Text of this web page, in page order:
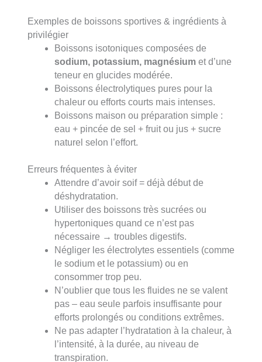
Exemples de boissons sportives & ingrédients à
privilégier
Boissons isotoniques composées de
sodium, potassium, magnésium et d’une
teneur en glucides modérée.
Boissons électrolytiques pures pour la
chaleur ou efforts courts mais intenses.
Boissons maison ou préparation simple :
eau + pincée de sel + fruit ou jus + sucre
naturel selon l’effort.
Erreurs fréquentes à éviter
Attendre d’avoir soif = déjà début de
déshydratation.
Utiliser des boissons très sucrées ou
hypertoniques quand ce n’est pas
nécessaire → troubles digestifs.
Négliger les électrolytes essentiels (comme
le sodium et le potassium) ou en
consommer trop peu.
N’oublier que tous les fluides ne se valent
pas – eau seule parfois insuffisante pour
efforts prolongés ou conditions extrêmes.
Ne pas adapter l’hydratation à la chaleur, à
l’intensité, à la durée, au niveau de
transpiration.